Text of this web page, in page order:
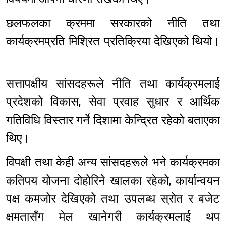
छलफलका क्रममा सरकारको नीति तथा
कार्यक्रमप्रति मिश्रित प्रतिक्रिया देखिएको थियो।
सत्तापक्षीय सांसदहरूले नीति तथा कार्यक्रमलाई
प्रदेशको विकास, सेवा प्रवाह सुधार र आर्थिक
गतिविधि विस्तार गर्ने दिशामा केन्द्रित रहेको बताएका
थिए।
विपक्षी तथा केही अन्य सांसदहरूले भने कार्यक्रमका
कतिपय योजना दोहोरिने खालका रहेको, कार्यान्वयन
पक्ष कमजोर देखिएको तथा उपलब्ध स्रोत र बजेट
क्षमतासँग मेल खानेगरी कार्यक्रमलाई थप